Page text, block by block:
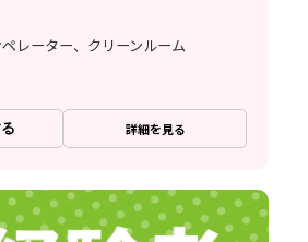
レーター、クリーンルーム
詳細を見る